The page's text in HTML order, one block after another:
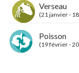
Verseau
(21 janvier -
Poisson
(19 février -